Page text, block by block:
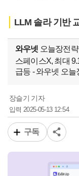
LLM 솔라 기반
와우넷 오늘장전략
스페이스X, 최대
급등 - 와우넷 오늘
장슬기 기자
입력2025-05-13 12:54
구독